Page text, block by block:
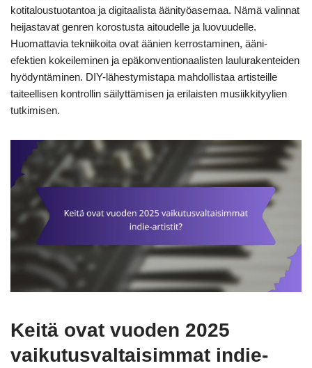
kotitaloustuotantoa ja digitaalista äänityöasemaa. Nämä valinnat
heijastavat genren korostusta aitoudelle ja luovuudelle.
Huomattavia tekniikoita ovat äänien kerrostaminen, ääni-
efektien kokeileminen ja epäkonventionaalisten laulurakenteiden
hyödyntäminen. DIY-lähestymistapa mahdollistaa artisteille
taiteellisen kontrollin säilyttämisen ja erilaisten musiikkityylien
tutkimisen.
Keitä ovat vuoden 2025
vaikutusvaltaisimmat indie-